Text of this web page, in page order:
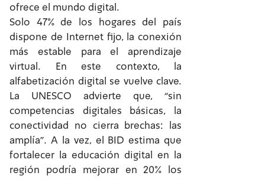
ofrece el mundo digital.
Solo 47% de los hogares del país
dispone de Internet fijo, la conexión
más estable para el aprendizaje
virtual. En este contexto, la
alfabetización digital se vuelve clave.
La UNESCO advierte que, “sin
competencias digitales básicas, la
conectividad no cierra brechas: las
amplía”. A la vez, el BID estima que
fortalecer la educación digital en la
región podría mejorar en 20% los